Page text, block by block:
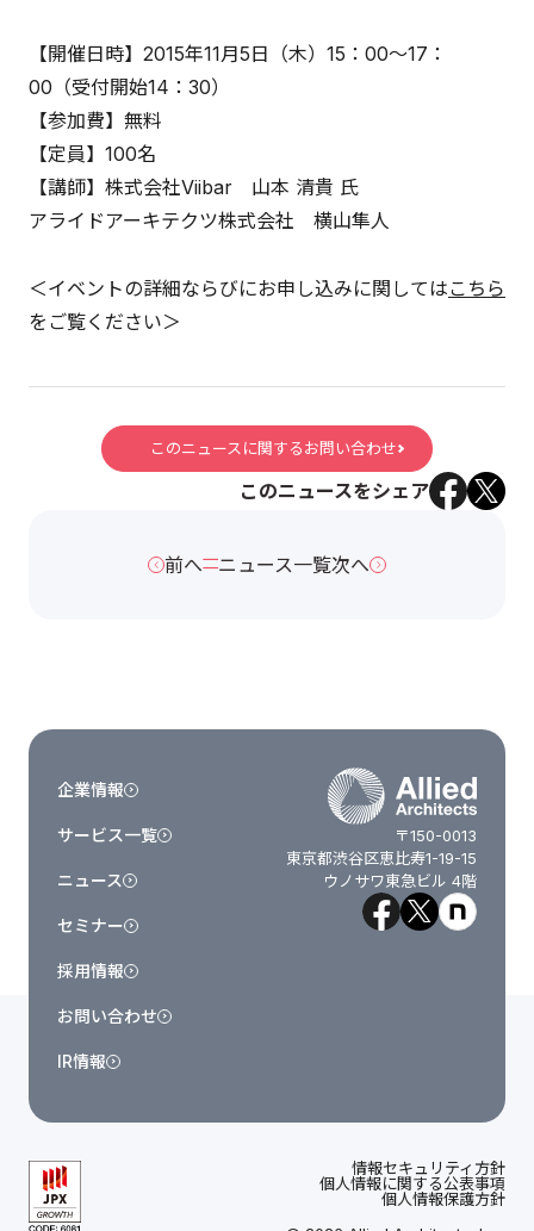
【開催日時】2015年11月5日（木）15：00～17：
00（受付開始14：30）
【参加費】無料
【定員】100名
【講師】株式会社Viibar 山本 清貴 氏
アライドアーキテクツ株式会社 横山隼人
＜イベントの詳細ならびにお申し込みに関しては こちら
をご覧ください＞
このニュースに関するお問い合わせ
このニュースをシェア
前へ ニュース一覧次へ
〒150-0013
東京都渋谷区恵比寿1-19-15
ウノサワ東急ビル 4階
企業情報
サービス一覧
ニュース
セミナー
採用情報
お問い合わせ
IR情報
情報セキュリティ方針
個人情報に関する公表事項
個人情報保護方針